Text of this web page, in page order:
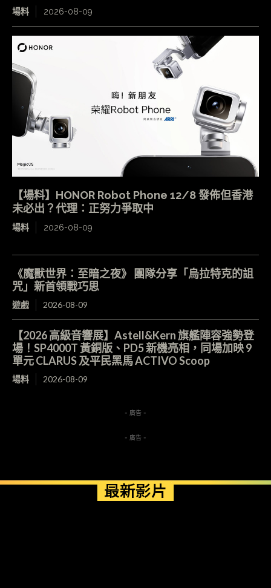
場料 2026-08-09
【場料】HONOR Robot Phone 12/8 發佈但香港
未必出？代理：正努力爭取中
場料 2026-08-09
《魔獸世界：至暗之夜》 團隊分享「烏拉特克的詛
咒」新首領戰巧思
遊戲 2026-08-09
【2026 高級音響展】Astell&Kern 旗艦陣容強勢登
場！SP4000T 黃銅版、PD5 新機亮相，同場加映 9
單元 CLARUS 及平民黑馬 ACTIVO Scoop
場料 2026-08-09
- 廣告 -
- 廣告 -
最新影片